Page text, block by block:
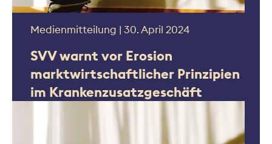
Medienmitteilung | 30. April 2024
SVV warnt vor Erosion
marktwirtschaftlicher Prinzipien
im Krankenzusatzgeschäft